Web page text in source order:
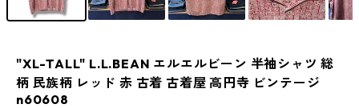
"XL-TALL" L.L.BEAN エルエルビーン 半袖シャツ 総
柄 民族柄 レッド 赤 古着 古着屋 高円寺 ビンテージ
n60608